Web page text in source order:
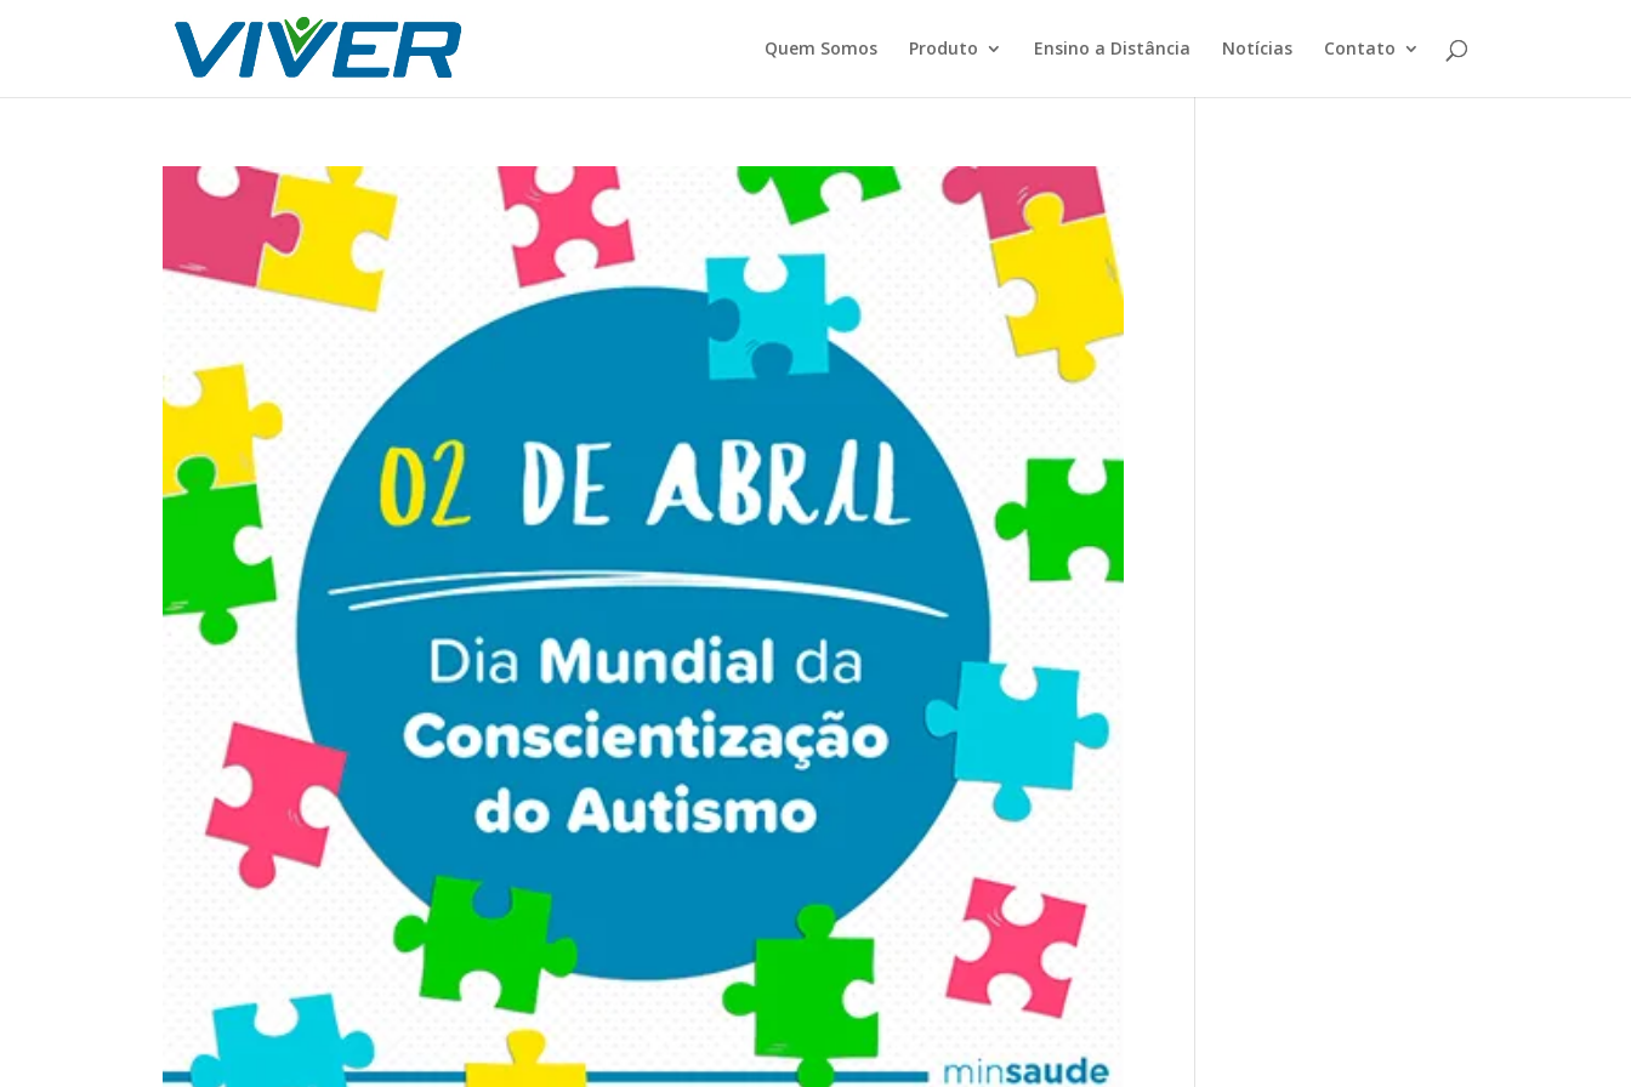
Quem Somos Produto Ensino a Distância Notícias Contato